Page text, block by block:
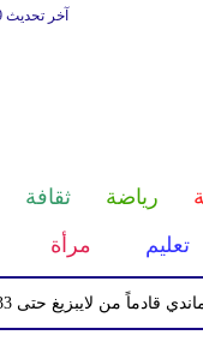
آخر تحديث GMT21:59:09
رياضة ثقافة
تعليم مرأة
لايبزيغ حتى 2033